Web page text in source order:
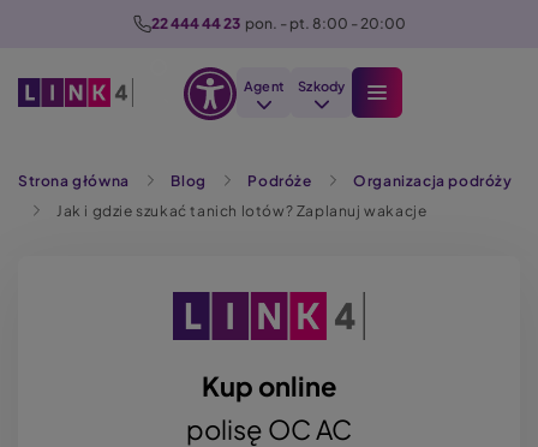
22 444 44 23 pon. - pt. 8:00 - 20:00
Agent Szkody
Strona główna Blog Podróże
Organizacja podróży
Jak i gdzie szukać tanich lotów? Zaplanuj wakacje
Kup online
polisę OC AC